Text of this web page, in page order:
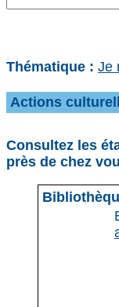
Thématique : Je
Actions
Consultez les
près de chez